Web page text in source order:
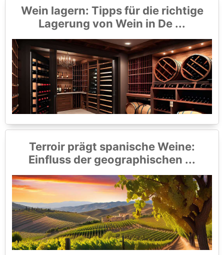
Wein lagern: Tipps für die richtige
Lagerung von Wein in De ...
Terroir prägt spanische Weine:
Einfluss der geographischen ...